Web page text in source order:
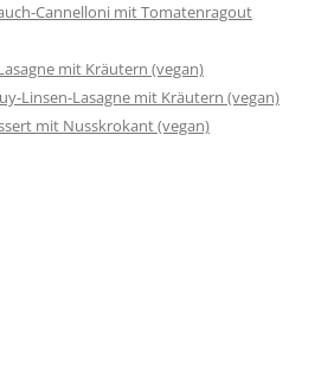
Cannelloni mit Tomatenragout
mit Kräutern (vegan)
Linsen-Lasagne mit Kräutern (vegan)
mit Nusskrokant (vegan)